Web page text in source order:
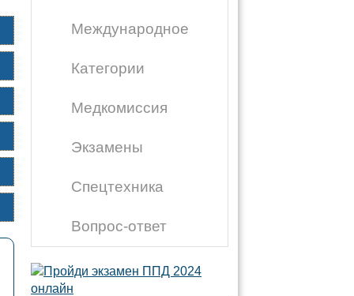
Международное
Категории
Медкомиссия
Экзамены
Спецтехника
Вопрос-ответ